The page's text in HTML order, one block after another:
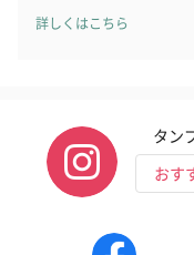
詳しくはこちら
タン
おす